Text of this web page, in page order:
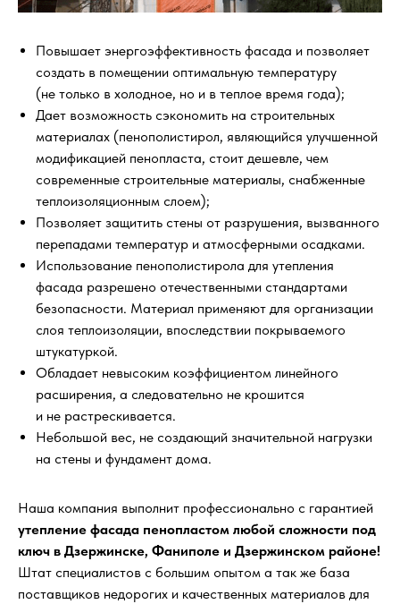
Повышает энергоэффективность фасада и позволяет
создать в помещении оптимальную температуру
(не только в холодное, но и в теплое время года);
Дает возможность сэкономить на строительных
материалах (пенополистирол, являющийся улучшенной
модификацией пенопласта, стоит дешевле, чем
современные строительные материалы, снабженные
теплоизоляционным слоем);
Позволяет защитить стены от разрушения, вызванного
перепадами температур и атмосферными осадками.
Использование пенополистирола для утепления
фасада разрешено отечественными стандартами
безопасности. Материал применяют для организации
слоя теплоизоляции, впоследствии покрываемого
штукатуркой.
Обладает невысоким коэффициентом линейного
расширения, а следовательно не крошится
и не растрескивается.
Небольшой вес, не создающий значительной нагрузки
на стены и фундамент дома.
Наша компания выполнит профессионально с гарантией
утепление фасада пенопластом любой сложности под
ключ в Дзержинске, Фаниполе и Дзержинском районе!
Штат специалистов с большим опытом а так же база
поставщиков недорогих и качественных материалов для